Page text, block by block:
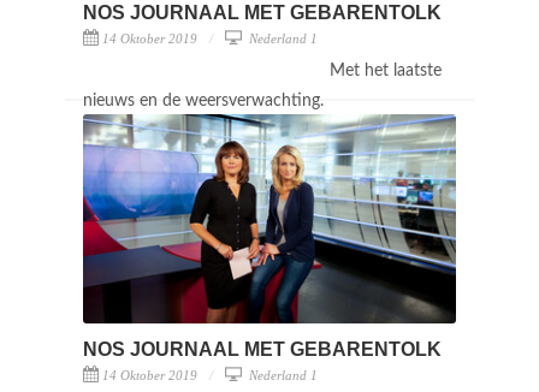
NOS JOURNAAL MET GEBARENTOLK
14 Oktober 2019 Nederland 1
Met het laatste
nieuws en de weersverwachting.
NOS JOURNAAL MET GEBARENTOLK
14 Oktober 2019 Nederland 1